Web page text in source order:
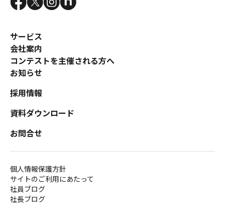
サービス
会社案内
コンテストを主催される方へ
お知らせ
採用情報
資料ダウンロード
お問合せ
個人情報保護方針
サイトのご利用にあたって
社員ブログ
社長ブログ